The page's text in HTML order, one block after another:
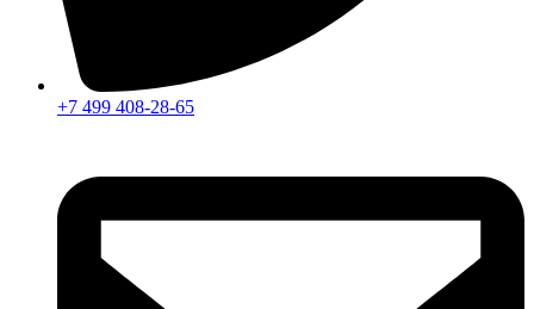
+7 499 408-28-65